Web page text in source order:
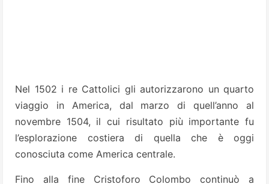
Nel 1502 i re Cattolici gli autorizzarono un quarto
viaggio in America, dal marzo di quell’anno al
novembre 1504, il cui risultato più importante fu
l’esplorazione costiera di quella che è oggi
conosciuta come America centrale.
Fino alla fine Cristoforo Colombo continuò a